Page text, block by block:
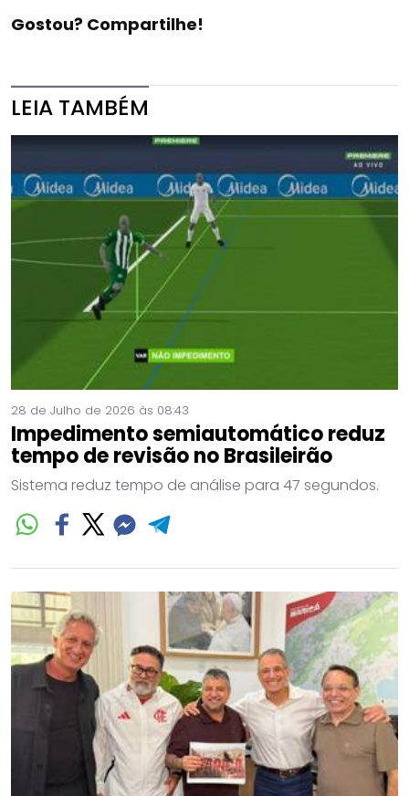
Gostou? Compartilhe!
LEIA TAMBÉM
28 de Julho de 2026 às 08:43
Impedimento semiautomático reduz
tempo de revisão no Brasileirão
Sistema reduz tempo de análise para 47 segundos.